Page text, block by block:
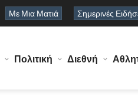
Με Μια Ματιά Σημερινές
Πολιτική Διεθνή